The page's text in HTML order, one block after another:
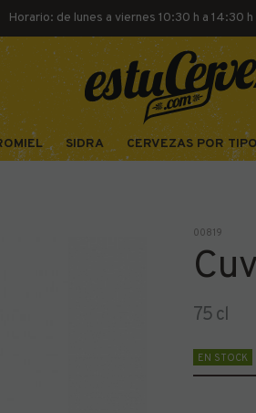
Horario: de lunes a viernes 10:30 h a 14:30
SIDRA CERVEZAS POR
00819
75 cl
EN STOCK